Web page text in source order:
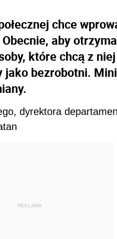
chce
aby
które chcą z
bezrobotni.
dyrektora
REKLAMA